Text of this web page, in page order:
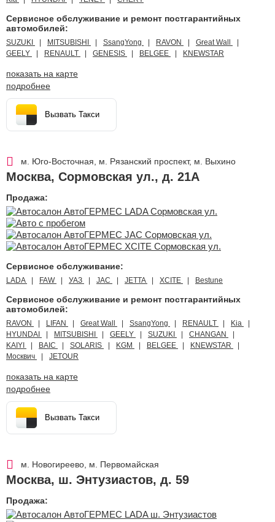
Сервисное обслуживание и ремонт постгарантийных
автомобилей:
SUZUKI MITSUBISHI SsangYong RAVON
Great Wall
GEELY
RENAULT GENESIS BELGEE KNEWSTAR
показать на карте
подробнее
Вызвать Такси
м. Юго-Восточная, м. Рязанский проспект, м. Выхино
Москва, Сормовская ул., д. 21А
Продажа:
Сервисное обслуживание:
LADA FAW УАЗ JAC JETTA XCITE Bestune
Сервисное обслуживание и ремонт постгарантийных
автомобилей:
RAVON LIFAN Great Wall SsangYong RENAULT
Kia
HYUNDAI
MITSUBISHI GEELY SUZUKI
CHANGAN
KAIYI
BAIC SOLARIS KGM BELGEE
KNEWSTAR
Москвич
JETOUR
показать на карте
подробнее
Вызвать Такси
м. Новогиреево, м. Первомайская
Москва, ш. Энтузиастов, д. 59
Продажа: